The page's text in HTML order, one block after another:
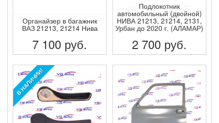
Органайзер в багажник
ВАЗ 21213, 21214 Нива
7 100 руб.
ПОДРОБНЕЕ
Подлокотник
автомобильный (двойной)
НИВА 21213, 21214, 2131,
Урбан до 2020 г. (АЛАМАР)
2 700 руб.
ПОДРОБНЕЕ
В НАЛИЧИИ!